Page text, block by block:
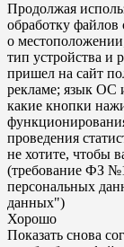
Продолжая
обработку файлов
о
тип устройства и
пришел на сайт
рекламе; язык ОС
какие кнопки
проведения
не хотите, чтобы
(требование ФЗ
персональных
данных")
Хорошо
Показать снова